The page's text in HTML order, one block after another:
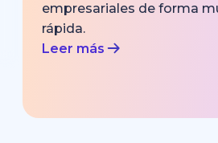
empresariales de forma
rápida.
Leer más